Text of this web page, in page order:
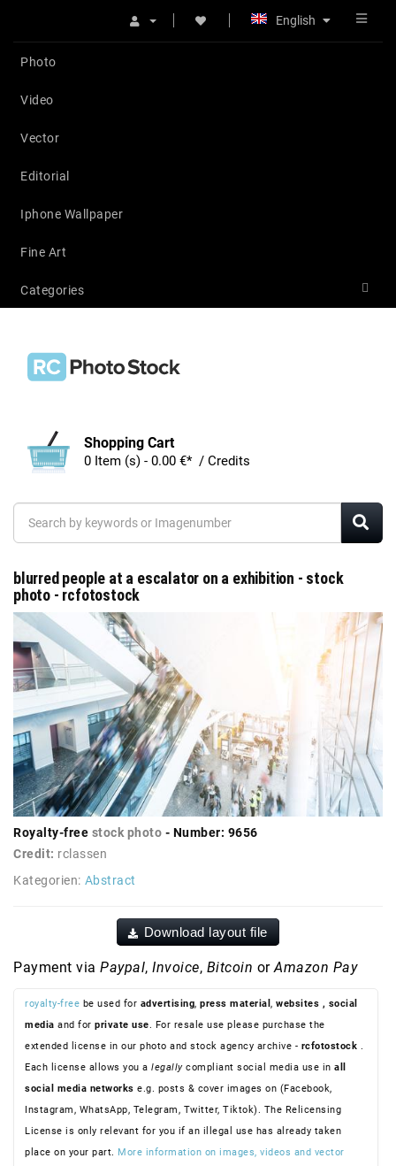
English
Photo
Video
Vector
Editorial
Iphone Wallpaper
Fine Art
Categories
Shopping Cart
0 Item (s) - 0.00 €* / Credits
blurred people at a escalator on a exhibition - stock
photo - rcfotostock
Royalty-free stock photo - Number: 9656
Credit: rclassen
Kategorien: Abstract
Download layout file
Payment via Paypal, Invoice, Bitcoin or Amazon Pay
royalty-free be used for advertising, press material , websites , social
media and for private use . For resale use please purchase the
extended license in our photo and stock agency archive - rcfotostock
Each license allows you a legallycompliant social media use in all
social media networks e.g. posts & cover images on (Facebook,
Instagram, WhatsApp, Telegram, Twitter, Tiktok). The Relicensing
License is only relevant for you if an illegal use has already taken
place on your part. More information on images, videos and vector